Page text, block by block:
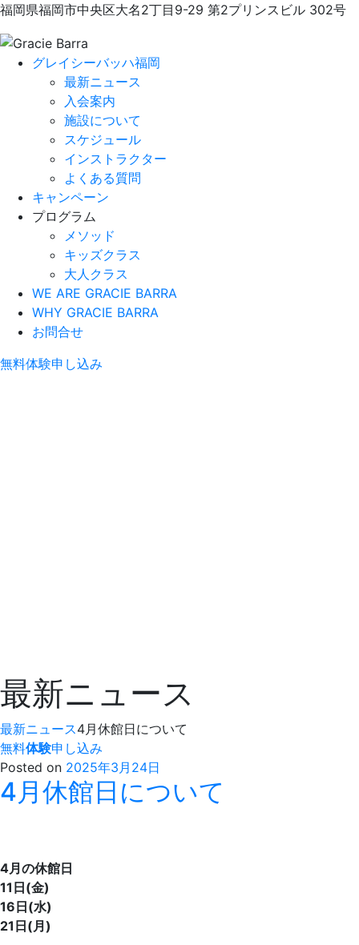
福岡県福岡市中央区大名2丁目9-29 第2プリンスビル 302号
グレイシーバッハ福岡
最新ニュース
入会案内
施設について
スケジュール
インストラクター
よくある質問
キャンペーン
プログラム
メソッド
キッズクラス
大人クラス
WE ARE GRACIE BARRA
WHY GRACIE BARRA
お問合せ
無料体験申し込み
最新ニュース
最新ニュース4月休館日について
無料体験申し込み
Posted on 2025年3月24日
4月休館日について
4月の休館日
11日(金)
16日(水)
21日(月)